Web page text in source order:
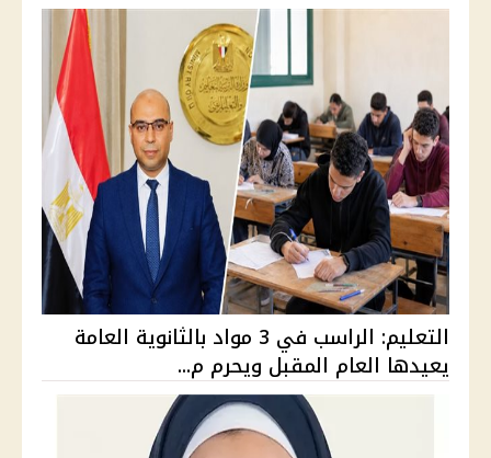
التعليم: الراسب في 3 مواد بالثانوية العامة
يعيدها العام المقبل ويحرم م...